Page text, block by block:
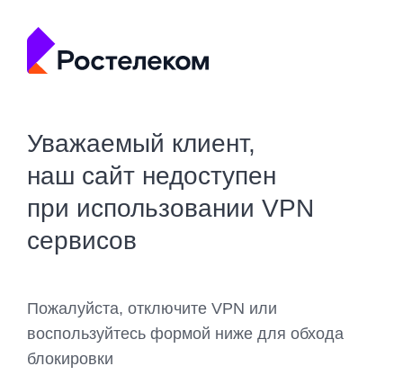
Уважаемый клиент,
наш сайт недоступен
при использовании VPN
сервисов
Пожалуйста, отключите VPN или
воспользуйтесь формой ниже для обхода
блокировки